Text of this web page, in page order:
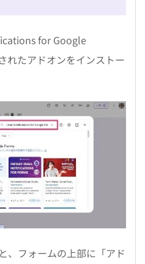
for Google
れたアドオンをインストー
、フォームの上部に「アド